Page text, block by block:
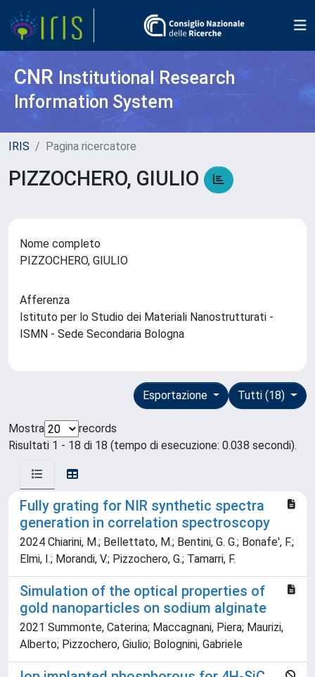
CNR Institutional Research
Information System
IRIS Pagina ricercatore
PIZZOCHERO, GIULIO
Nome completo
PIZZOCHERO, GIULIO
Afferenza
Istituto per lo Studio dei Materiali Nanostrutturati -
ISMN - Sede Secondaria Bologna
Tutti (18)
Esportazione
Mostra
records
Risultati 1 - 18 di 18 (tempo di esecuzione: 0.038 secondi).
Fully grating for NIR synthetic spectra
generation in correlation spectroscopy
2024 Chiarini, M.; Bellettato, M.; Bentini, G. G.; Bonafe', F.;
Elmi, I.; Morandi, V.; Pizzochero, G.; Tamarri, F.
Simulation of the optical properties of
gold nanoparticles on sodium alginate
2021 Summonte, Caterina; Maccagnani, Piera; Maurizi,
Alberto; Pizzochero, Giulio; Bolognini, Gabriele